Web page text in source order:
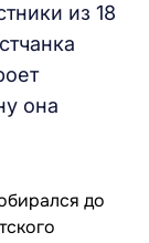
из 18
она